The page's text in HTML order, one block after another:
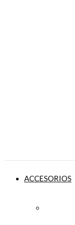
ACCESORIOS